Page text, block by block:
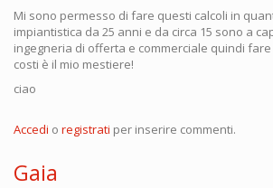
Mi sono permesso di fare questi calcoli in
impiantistica da 25 anni e da circa 15 sono a
ingegneria di offerta e commerciale quindi
costi è il mio mestiere!
ciao
Accedi o registrati per inserire commenti.
Gaia